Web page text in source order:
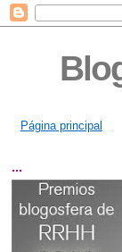
Página principal
...